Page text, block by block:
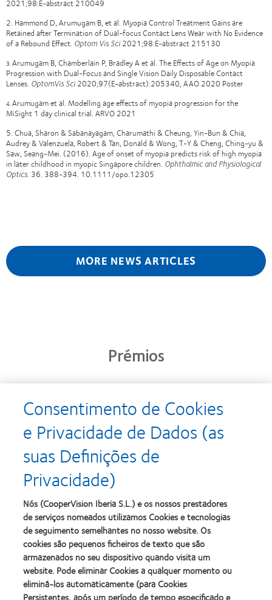
2021;98:E-abstract 210049
2. Hammond D, Arumugam B, et al. Myopia Control Treatment Gains are
Retained after Termination of Dual-focus Contact Lens Wear with No Evidence
of a Rebound Effect. Optom Vis Sci2021;98:E-abstract 215130
3.Arumugam B, Chamberlain P, Bradley A et al. The Effects of Age on Myopia
Progression with Dual-Focus and Single Vision Daily Disposable Contact
Lenses. OptomVis Sci2020;97(E-abstract):205340, AAO 2020 Poster
4.Arumugam et al. Modelling age effects of myopia progression for the
MiSight 1 day clinical trial. ARVO 2021
5. Chua, Sharon & Sabanayagam, Charumathi & Cheung, Yin-Bun & Chia,
Audrey & Valenzuela, Robert & Tan, Donald & Wong, T-Y & Cheng, Ching-yu &
Saw, Seang-Mei. (2016). Age of onset of myopia predicts risk of high myopia
in later childhood in myopic Singapore children. Ophthalmic and Physiological
Optics. 36. 388-394. 10.1111/opo.12305
MORE NEWS ARTICLES
Prémios
Learn
more
about
Prémio
Silmo
d’Or
para
o
melhor
produto
com
MyDay™
(2013)
Learn
more
about
Produto
do
Ano
Contacto
(2013)
Learn
about
2012
&
2010
Melhores
Empresas
para
Líderes
(2012)
about
2011
Best
Factory
Awards
(2011)
Learn
more
about
ODMA
Learn
more
about
2012
Consentimento de Cookies
e Privacidade de Dados (as
suas Definições de
Privacidade)
Nós (CooperVision Iberia S.L.) e os nossos prestadores
de serviços nomeados utilizamos Cookies e tecnologias
de seguimento semelhantes no nosso website. Os
cookies são pequenos ficheiros de texto que são
armazenados no seu dispositivo quando visita um
website. Pode eliminar Cookies a qualquer momento ou
eliminá-los automaticamente (para Cookies
Persistentes, após um período de tempo especificado e